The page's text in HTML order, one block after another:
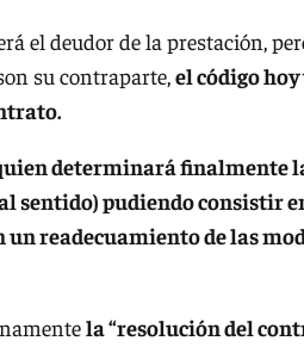
el deudor de la prestación,
su contraparte,el código
determinará finalmente
sentido) pudiendo consistir
readecuamiento de las
la “resolución del